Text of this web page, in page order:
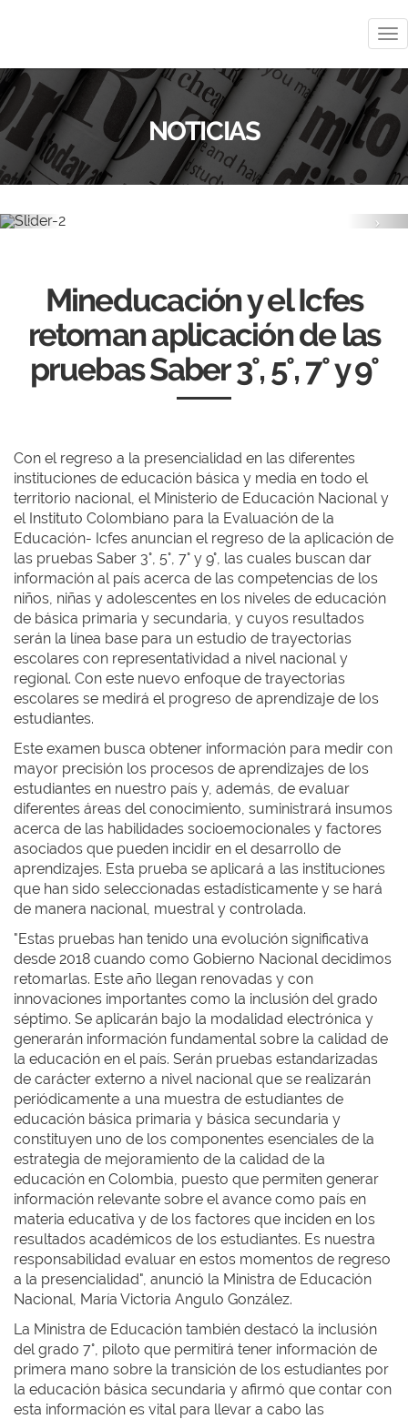
NOTICIAS
Previous
Mineducación y el Icfes
retoman aplicación de las
pruebas Saber 3°, 5°, 7° y 9°
Con el regreso a la presencialidad en las diferentes
instituciones de educación básica y media en todo el
territorio nacional, el Ministerio de Educación Nacional y
el Instituto Colombiano para la Evaluación de la
Educación- Icfes anuncian el regreso de la aplicación de
las pruebas Saber 3°, 5°, 7° y 9°, las cuales buscan dar
información al país acerca de las competencias de los
niños, niñas y adolescentes en los niveles de educación
de básica primaria y secundaria, y cuyos resultados
serán la línea base para un estudio de trayectorias
escolares con representatividad a nivel nacional y
regional. Con este nuevo enfoque de trayectorias
escolares se medirá el progreso de aprendizaje de los
estudiantes.
Este examen busca obtener información para medir con
mayor precisión los procesos de aprendizajes de los
estudiantes en nuestro país y, además, de evaluar
diferentes áreas del conocimiento, suministrará insumos
acerca de las habilidades socioemocionales y factores
asociados que pueden incidir en el desarrollo de
aprendizajes. Esta prueba se aplicará a las instituciones
que han sido seleccionadas estadísticamente y se hará
de manera nacional, muestral y controlada.
"Estas pruebas han tenido una evolución significativa
desde 2018 cuando como Gobierno Nacional decidimos
retomarlas. Este año llegan renovadas y con
innovaciones importantes como la inclusión del grado
séptimo. Se aplicarán bajo la modalidad electrónica y
generarán información fundamental sobre la calidad de
la educación en el país. Serán pruebas estandarizadas
de carácter externo a nivel nacional que se realizarán
periódicamente a una muestra de estudiantes de
educación básica primaria y básica secundaria y
constituyen uno de los componentes esenciales de la
estrategia de mejoramiento de la calidad de la
educación en Colombia, puesto que permiten generar
información relevante sobre el avance como país en
materia educativa y de los factores que inciden en los
resultados académicos de los estudiantes. Es nuestra
responsabilidad evaluar en estos momentos de regreso
a la presencialidad", anunció la Ministra de Educación
Nacional, María Victoria Angulo González.
La Ministra de Educación también destacó la inclusión
del grado 7°, piloto que permitirá tener información de
primera mano sobre la transición de los estudiantes por
la educación básica secundaria y afirmó que contar con
esta información es vital para llevar a cabo las